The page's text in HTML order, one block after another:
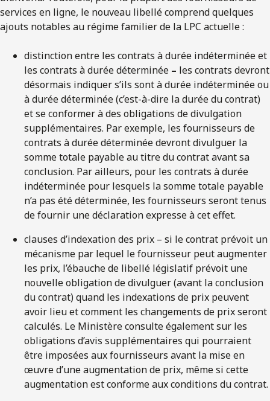
services en ligne, le nouveau libellé comprend quelques
ajouts notables au régime familier de la LPC actuelle :
distinction entre les contrats à durée indéterminée et
les contrats à durée déterminée – les contrats devront
désormais indiquer s’ils sont à durée indéterminée ou
à durée déterminée (c’est-à-dire la durée du contrat)
et se conformer à des obligations de divulgation
supplémentaires. Par exemple, les fournisseurs de
contrats à durée déterminée devront divulguer la
somme totale payable au titre du contrat avant sa
conclusion. Par ailleurs, pour les contrats à durée
indéterminée pour lesquels la somme totale payable
n’a pas été déterminée, les fournisseurs seront tenus
de fournir une déclaration expresse à cet effet.
clauses d’indexation des prix – si le contrat prévoit un
mécanisme par lequel le fournisseur peut augmenter
les prix, l’ébauche de libellé législatif prévoit une
nouvelle obligation de divulguer (avant la conclusion
du contrat) quand les indexations de prix peuvent
avoir lieu et comment les changements de prix seront
calculés. Le Ministère consulte également sur les
obligations d’avis supplémentaires qui pourraient
être imposées aux fournisseurs avant la mise en
œuvre d’une augmentation de prix, même si cette
augmentation est conforme aux conditions du contrat.